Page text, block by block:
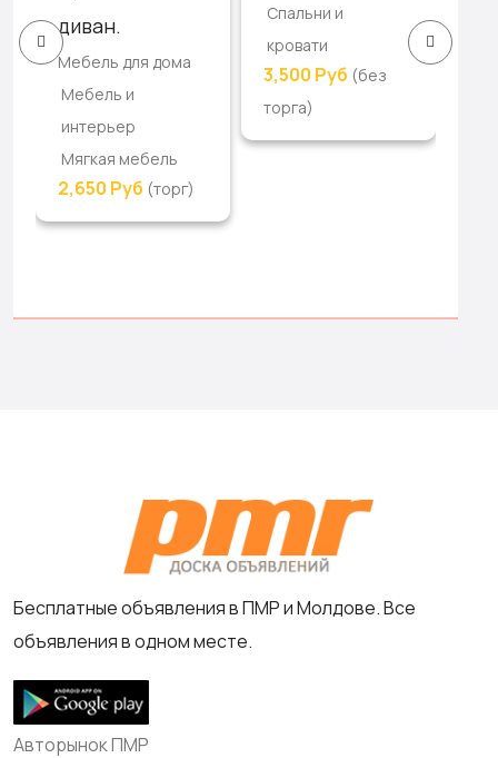
диван.
Мебель для дома
Мебель и
интерьер
Мягкая мебель
2,650 Руб (торг)
Спальни и
кровати
3,500 Руб (без
торга)
Бесплатные объявления в ПМР и Молдове. Все
объявления в одном месте.
Авторынок ПМР